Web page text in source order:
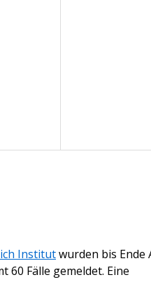
Institutwurden bis Ende
60 Fälle gemeldet. Eine